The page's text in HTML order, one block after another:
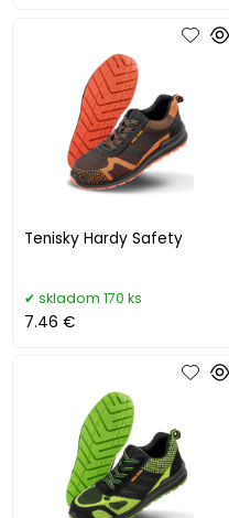
Tenisky Hardy Safety
skladom 170 ks
7.46 €